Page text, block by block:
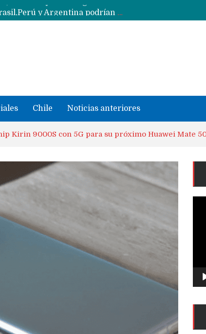
Fabricantes suben precios de teléfonos y ganan más dinero en un mercado donde Xiaomi alerta por no mejorar ventas
Chile Noticias anteriores
Kirin 9000S con 5G para su próximo Huawei Mate